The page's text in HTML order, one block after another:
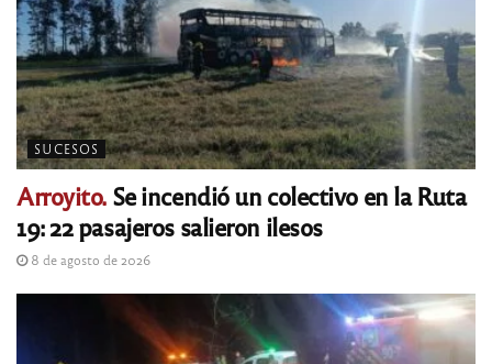
SUCESOS
Arroyito. Se incendió un colectivo en la Ruta
19: 22 pasajeros salieron ilesos
8 de agosto de 2026